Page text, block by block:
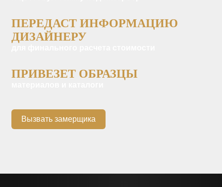
ПЕРЕДАСТ ИНФОРМАЦИЮ
ДИЗАЙНЕРУ
ПРИВЕЗЕТ ОБРАЗЦЫ
Вызвать замерщика